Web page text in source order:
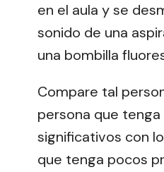
en el aula y se
sonido de una
una bombilla
Compare tal
persona que
significativos con
que tenga pocos